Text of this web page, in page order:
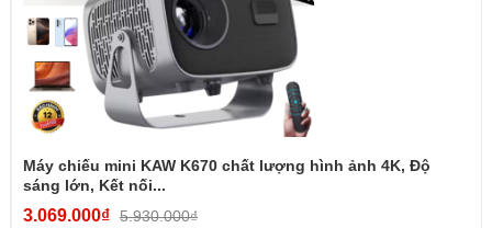
Máy chiếu mini KAW K670 chất lượng hình ảnh 4K, Độ
sáng lớn, Kết nối...
3.069.000₫ 5.930.000₫